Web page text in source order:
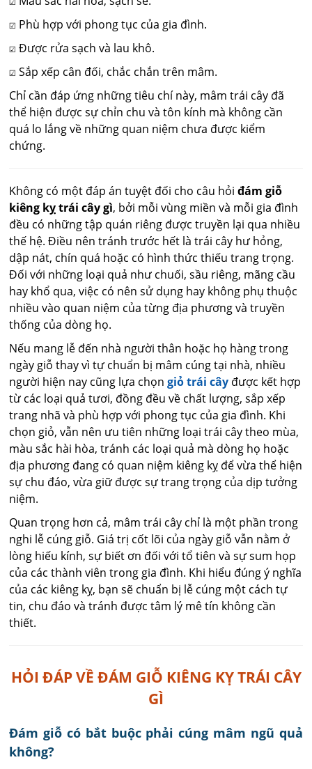
☑ Phù hợp với phong tục của gia đình.
☑ Được rửa sạch và lau khô.
☑ Sắp xếp cân đối, chắc chắn trên mâm.
Chỉ cần đáp ứng những tiêu chí này, mâm trái cây đã
thể hiện được sự chỉn chu và tôn kính mà không cần
quá lo lắng về những quan niệm chưa được kiểm
chứng.
Không có một đáp án tuyệt đối cho câu hỏiđám giỗ
kiêng kỵ trái cây gì, bởi mỗi vùng miền và mỗi gia đình
đều có những tập quán riêng được truyền lại qua nhiều
thế hệ. Điều nên tránh trước hết là trái cây hư hỏng,
dập nát, chín quá hoặc có hình thức thiếu trang trọng.
Đối với những loại quả như chuối, sầu riêng, mãng cầu
hay khổ qua, việc có nên sử dụng hay không phụ thuộc
nhiều vào quan niệm của từng địa phương và truyền
thống của dòng họ.
Nếu mang lễ đến nhà người thân hoặc họ hàng trong
ngày giỗ thay vì tự chuẩn bị mâm cúng tại nhà, nhiều
người hiện nay cũng lựa chọngiỏ trái cây được kết hợp
từ các loại quả tươi, đồng đều về chất lượng, sắp xếp
trang nhã và phù hợp với phong tục của gia đình. Khi
chọn giỏ, vẫn nên ưu tiên những loại trái cây theo mùa,
màu sắc hài hòa, tránh các loại quả mà dòng họ hoặc
địa phương đang có quan niệm kiêng kỵ để vừa thể hiện
sự chu đáo, vừa giữ được sự trang trọng của dịp tưởng
niệm.
Quan trọng hơn cả, mâm trái cây chỉ là một phần trong
nghi lễ cúng giỗ. Giá trị cốt lõi của ngày giỗ vẫn nằm ở
lòng hiếu kính, sự biết ơn đối với tổ tiên và sự sum họp
của các thành viên trong gia đình. Khi hiểu đúng ý nghĩa
của các kiêng kỵ, bạn sẽ chuẩn bị lễ cúng một cách tự
tin, chu đáo và tránh được tâm lý mê tín không cần
thiết.
HỎI ĐÁP VỀ ĐÁM GIỖ KIÊNG KỴ TRÁI CÂY
GÌ
Đám giỗ có bắt buộc phải cúng mâm ngũ quả
không?